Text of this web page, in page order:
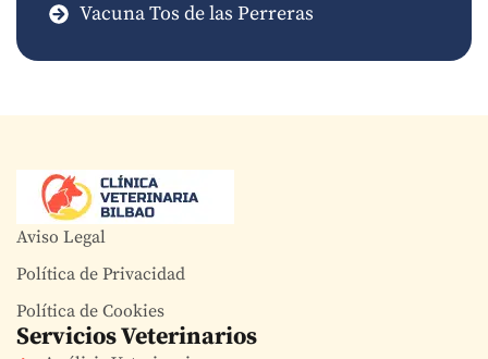
Vacuna Tos de las Perreras
Aviso Legal
Política de Privacidad
Política de Cookies
Servicios Veterinarios